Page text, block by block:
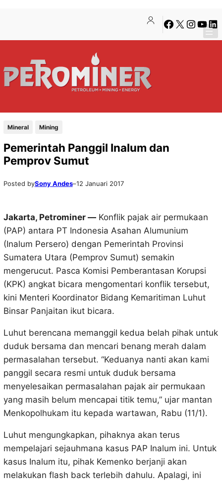
konten
content
Facebook
X Instagram
Mineral Mining
Pemerintah Panggil Inalum dan
Pemprov Sumut
Posted bySony Andes–12 Januari 2017
Jakarta, Petrominer —Konflik pajak air permukaan
(PAP) antara PT Indonesia Asahan Alumunium
(Inalum Persero) dengan Pemerintah Provinsi
Sumatera Utara (Pemprov Sumut) semakin
mengerucut. Pasca Komisi Pemberantasan Korupsi
(KPK) angkat bicara mengomentari konflik tersebut,
kini Menteri Koordinator Bidang Kemaritiman Luhut
Binsar Panjaitan ikut bicara.
Luhut berencana memanggil kedua belah pihak untuk
duduk bersama dan mencari benang merah dalam
permasalahan tersebut. “Keduanya nanti akan kami
panggil secara resmi untuk duduk bersama
menyelesaikan permasalahan pajak air permukaan
yang masih belum mencapai titik temu,” ujar mantan
Menkopolhukam itu kepada wartawan, Rabu (11/1).
Luhut mengungkapkan, pihaknya akan terus
mempelajari sejauhmana kasus PAP Inalum ini. Untuk
kasus Inalum itu, pihak Kemenko berjanji akan
melakukan flash back terlebih dahulu. Apalagi, ini